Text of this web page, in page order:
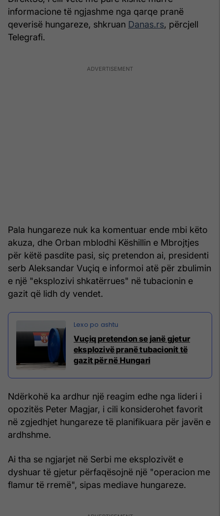
informacione të ngjashme nga qarqe pranë
qeverisë hungareze, shkruan Danas.rs, përcjell
Telegrafi.
Pala hungareze nuk ka komentuar ende mbi këto
akuza, dhe Orban mblodhi Këshillin e Mbrojtjes
për këtë pasdite pasi, siç pretendon ai, presidenti
serb Aleksandar Vuçiq e informoi atë për zbulimin
e një "eksplozivi shkatërrues" në tubacionin e
gazit që lidh dy vendet.
Vuçiq pretendon se janë gjetur
eksplozivë pranë tubacionit të
gazit për në Hungari
Ndërkohë ka ardhur një reagim edhe nga lideri i
opozitës Peter Magjar, i cili konsiderohet favorit
në zgjedhjet hungareze të planifikuara për javën e
ardhshme.
Ai tha se ngjarjet në Serbi me eksplozivët e
dyshuar të gjetur përfaqësojnë një "operacion me
flamur të rremë", sipas mediave hungareze.